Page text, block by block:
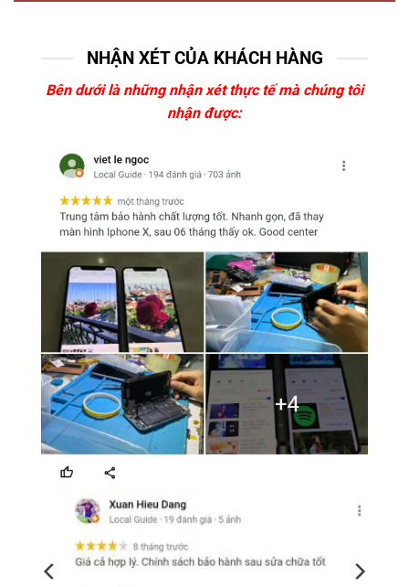
NHẬN XÉT CỦA KHÁCH HÀNG
Bên dưới là những nhận xét thực tế mà chúng tôi
nhận được: